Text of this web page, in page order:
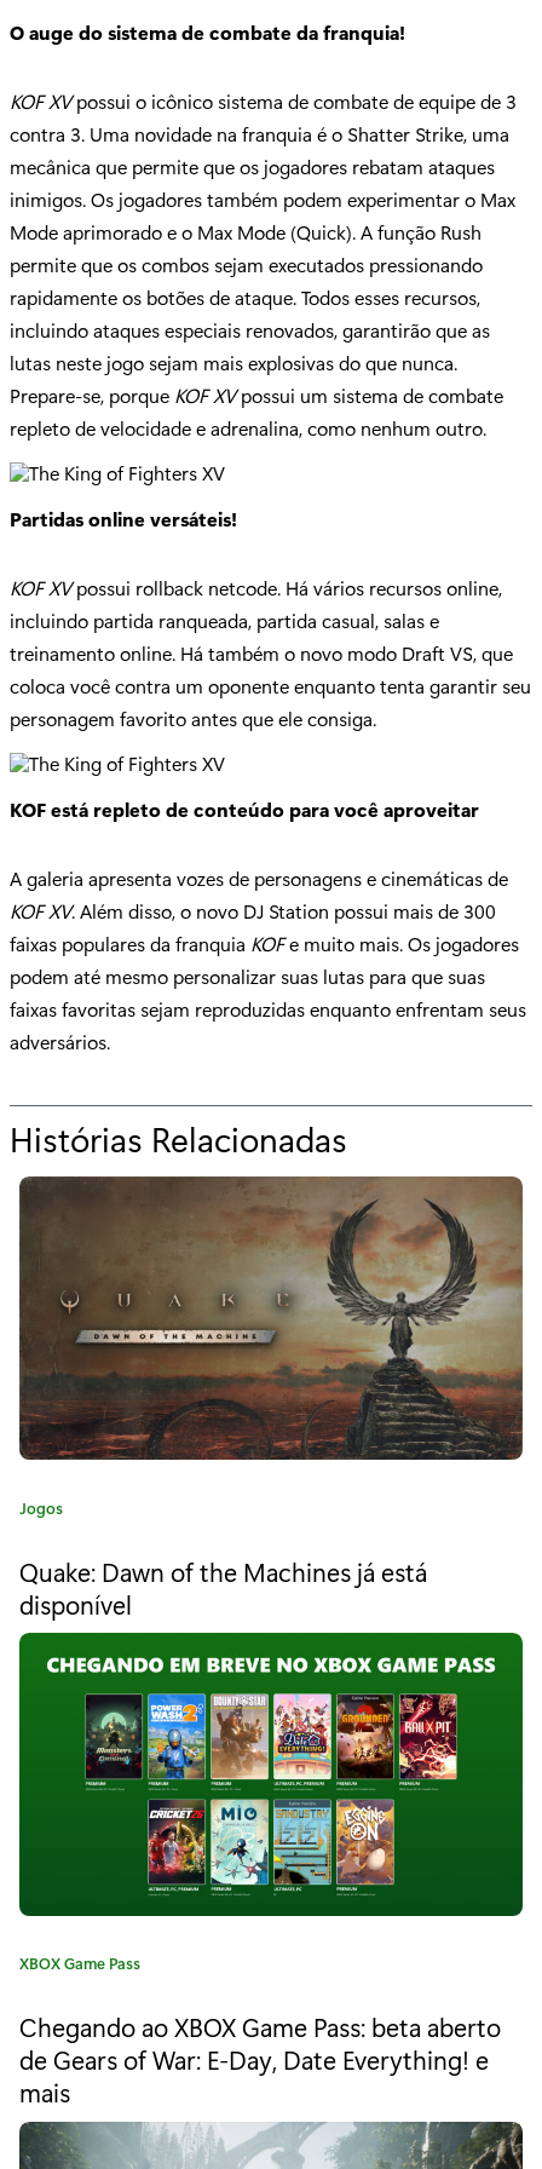
O auge do sistema de combate da franquia!
KOF XVpossui o icônico sistema de combate de equipe de 3
contra 3. Uma novidade na franquia é o Shatter Strike, uma
mecânica que permite que os jogadores rebatam ataques
inimigos. Os jogadores também podem experimentar o Max
Mode aprimorado e o Max Mode (Quick). A função Rush
permite que os combos sejam executados pressionando
rapidamente os botões de ataque. Todos esses recursos,
incluindo ataques especiais renovados, garantirão que as
lutas neste jogo sejam mais explosivas do que nunca.
Prepare-se, porque KOF XVpossui um sistema de combate
repleto de velocidade e adrenalina, como nenhum outro.
Partidas online versáteis!
KOF XVpossui rollback netcode. Há vários recursos online,
incluindo partida ranqueada, partida casual, salas e
treinamento online. Há também o novo modo Draft VS, que
coloca você contra um oponente enquanto tenta garantir seu
personagem favorito antes que ele consiga.
KOF está repleto de conteúdo para você aproveitar
A galeria apresenta vozes de personagens e cinemáticas de
KOF XV. Além disso, o novo DJ Station possui mais de 300
faixas populares da franquia KOFe muito mais. Os jogadores
podem até mesmo personalizar suas lutas para que suas
faixas favoritas sejam reproduzidas enquanto enfrentam seus
adversários.
Histórias Relacionadas
a
r
a
"
T
h
e
n
o
f
F
i
g
h
t
s
V
C
e
g
o
Jogos
Quake: Dawn of the Machines já está
disponível
C
e
g
o
XBOX Game Pass
Chegando ao XBOX Game Pass: beta aberto
de Gears of War: E-Day, Date Everything! e
mais